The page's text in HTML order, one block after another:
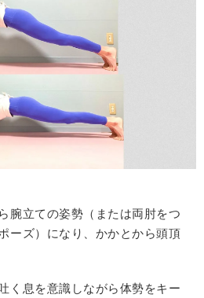
腕立ての姿勢（または両肘をつ
ーズ）になり、かかとから頭頂
く息を意識しながら体勢をキー